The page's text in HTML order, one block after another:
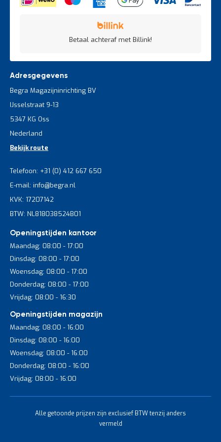
Betaal achteraf met Billink!
Adresgegevens
Begra Magazijninrichting BV
IJsselstraat 9-13
5347 KG Oss
Nederland
Bekijk route
Telefoon: +31 (0) 412 667 650
E-mail: info@begra.nl
KVK: 17207142
BTW: NL818038524B01
Openingstijden kantoor
Maandag: 08:00 - 17:00
Dinsdag: 08:00 - 17:00
Woensdag: 08:00 - 17:00
Donderdag: 08:00 - 17:00
Vrijdag: 08:00 - 16:30
Openingstijden magazijn
Maandag: 08:00 - 16:00
Dinsdag: 08:00 - 16:00
Woensdag: 08:00 - 16:00
Donderdag: 08:00 - 16:00
Vrijdag: 08:00 - 16:00
Alle getoonde prijzen zijn exclusief BTW tenzij anders
vermeld